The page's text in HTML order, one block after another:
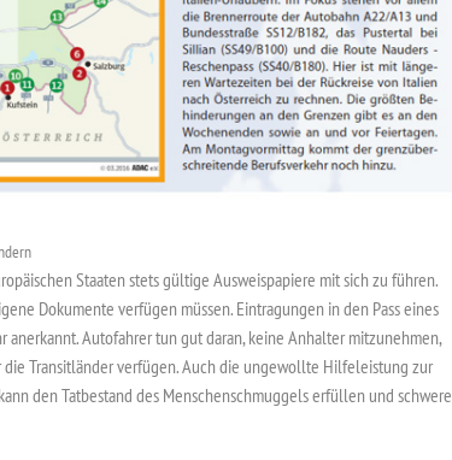
Staaten stets gültige Ausweispapiere mit sich zu führen.
Dokumente verfügen müssen. Eintragungen in den Pass eines
Autofahrer tun gut daran, keine Anhalter mitzunehmen,
Transitländer verfügen. Auch die ungewollte Hilfeleistung zur
den Tatbestand des Menschenschmuggels erfüllen und schwere